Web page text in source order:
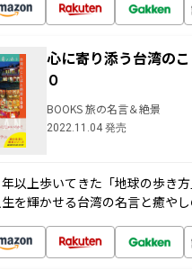
心に寄り添う台湾の
０
BOOKS 旅の名言＆絶景
2022.11.04 発売
以上歩いてきた「地球の歩き
を輝かせる台湾の名言と癒や